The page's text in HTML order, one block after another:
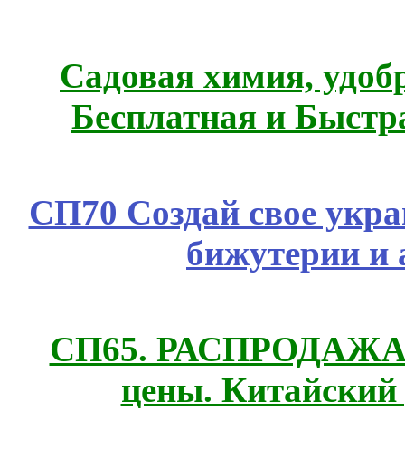
Садовая химия,
Бесплатная и
СП70 Создай свое
бижутерии и
СП65. РАСПРОДАЖА!
цены.